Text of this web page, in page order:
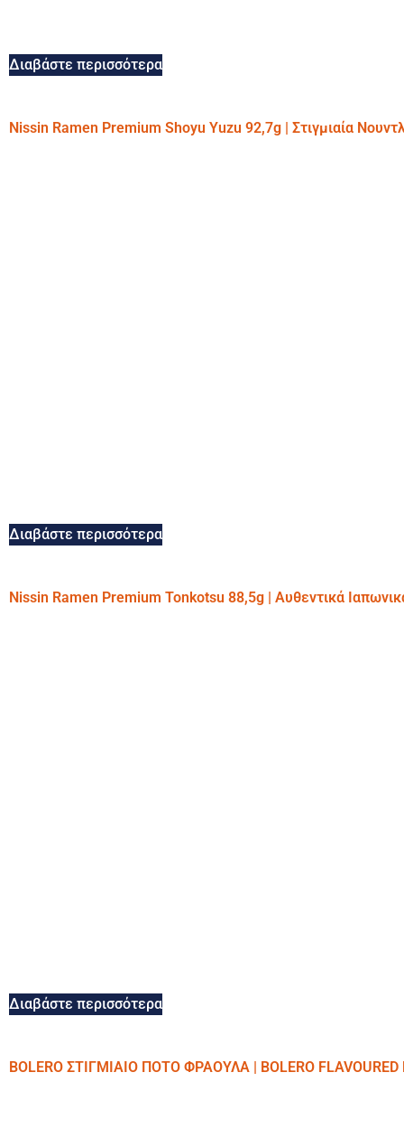
Διαβάστε περισσότερα
Nissin Ramen Premium Shoyu Yuzu 92,7g | Στιγμιαία
Διαβάστε περισσότερα
Nissin Ramen Premium Tonkotsu 88,5g | Αυθεντικά
Διαβάστε περισσότερα
BOLERO ΣΤΙΓΜΙΑΙΟ ΠΟΤΟ ΦΡΑΟΥΛΑ | BOLERO FLAVOURED